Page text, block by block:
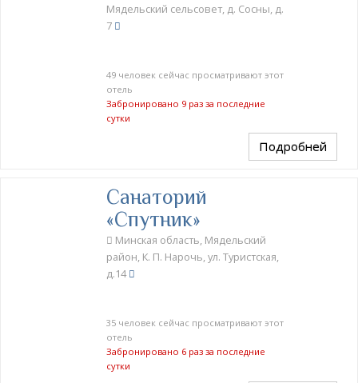
Мядельский сельсовет, д. Сосны, д.
7
49 человек сейчас просматривают этот
отель
Забронировано 9 раз за последние
сутки
Подробней
Санаторий
«Спутник»
Минская область, Мядельский
район, К. П. Нарочь, ул. Туристская,
д.14
35 человек сейчас просматривают этот
отель
Забронировано 6 раз за последние
сутки